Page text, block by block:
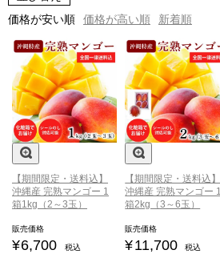
価格が安い順
価格が高い順 新着順
【期間限定・送料込】
沖縄産 完熟マンゴー 1
箱1kg（2～3玉）
販売価格
¥6,700 税込
【期間限定・送料込】
沖縄産 完熟マンゴー 1
箱2kg（3～6玉）
販売価格
¥11,700 税込